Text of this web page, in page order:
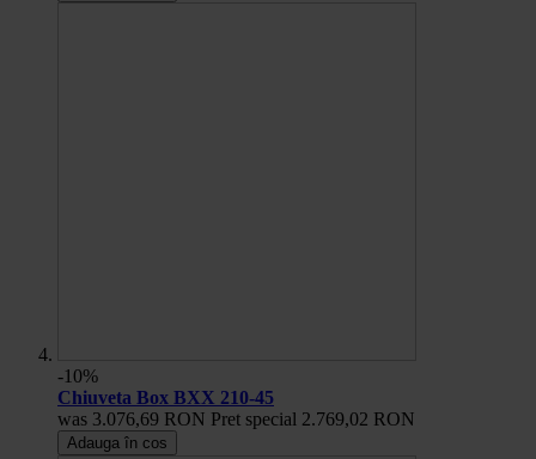
-10%
Chiuveta Box BXX 210-45
was 3.076,69 RON Pret special 2.769,02 RON
Adauga în cos